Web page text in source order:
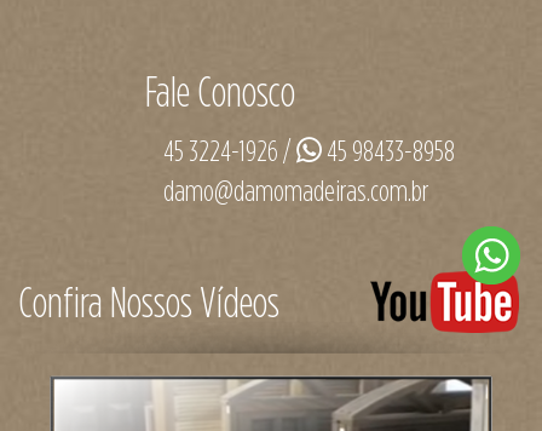
Fale Conosco
45 3224-1926 /
45 98433-8958
damo@damomadeiras.com.br
Confira Nossos Vídeos